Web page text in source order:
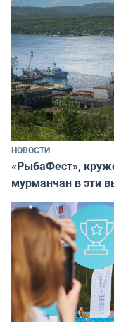
НОВОСТИ
«РыбаФест»,
мурманчан в эти